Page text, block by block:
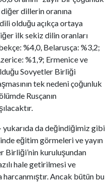
dillerin oranına
olduğu açıkça ortaya
ilk sekiz dilin oranları
%4,0, Belarusça: %3,2;
%1,9; Ermenice ve
Sovyetler Birliği
tek nedeni çoğunluk
Rusçanın
yukarıda da değindiğimiz gibi
eğitim görmeleri ve yayın
Birliği’nin kuruluşundan
hale getirilmesi ve
Ancak bütün bu